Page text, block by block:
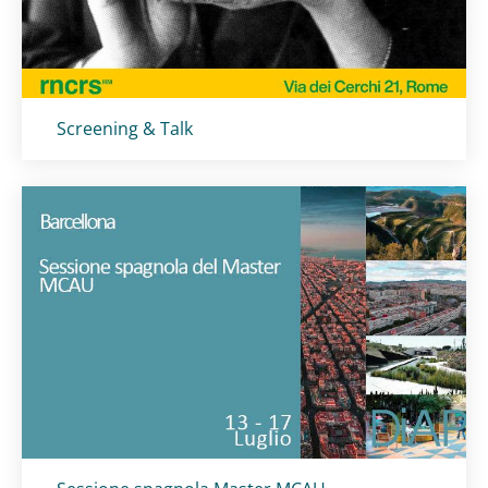
Titolo card:
Screening & Talk